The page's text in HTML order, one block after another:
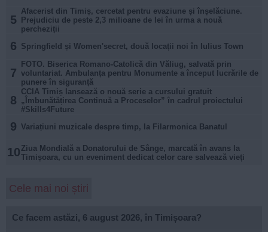
5
Afacerist din Timiș, cercetat pentru evaziune și înșelăciune.
Prejudiciu de peste 2,3 milioane de lei în urma a nouă
percheziții
6 Springfield și Women'secret, două locații noi în Iulius Town
7
FOTO. Biserica Romano-Catolică din Văliug, salvată prin
voluntariat. Ambulanța pentru Monumente a început lucrările de
punere în siguranță
8
CCIA Timiș lansează o nouă serie a cursului gratuit
„Îmbunătățirea Continuă a Proceselor” în cadrul proiectului
#Skills4Future
9 Variațiuni muzicale despre timp, la Filarmonica Banatul
10 Ziua Mondială a Donatorului de Sânge, marcată în avans la
Timișoara, cu un eveniment dedicat celor care salvează vieți
Cele mai noi știri
Ce facem astăzi, 6 august 2026, în Timișoara?